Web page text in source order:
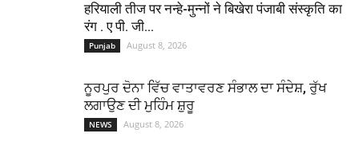
हरियाली तीज पर नन्हे-मुन्नों ने बिखेरा पंजाबी संस्कृति का
रंग . ए पी. जी...
Punjab August 8, 2026
ਨੂਰਪੁਰ ਦੋਨਾ ਵਿੱਚ ਵਾਤਾਵਰਣ ਸੰਭਾਲ ਦਾ ਸੰਦੇਸ਼, ਰੁੱਖ
ਲਗਾਉਣ ਦੀ ਮੁਹਿੰਮ ਸ਼ੁਰੂ
NEWS August 8, 2026